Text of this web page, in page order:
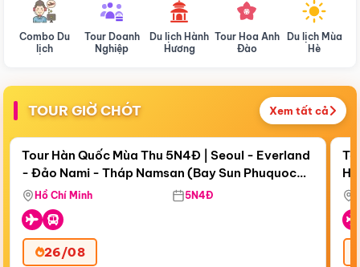
Combo Du
lịch
Tour Doanh
Nghiệp
Du lịch Hành
Hương
Tour Hoa Anh
Đào
Du lịch Mùa
Hè
TOUR GIỜ CHÓT Xem tất cả
Còn19 ngày 15:20:23
Điểm nổi bật
Tour Hàn Quốc Mùa Thu 5N4Đ | Seoul - Everland
- Đảo Nami - Tháp Namsan (Bay Sun Phuquoc
Airways)
Hồ Chí Minh 5N4Đ
26/08